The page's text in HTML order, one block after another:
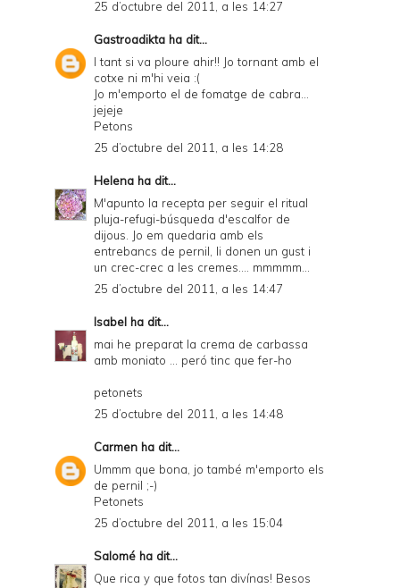
25 d’octubre del 2011, a les 14:27
Gastroadikta ha dit...
I tant si va ploure ahir!! Jo tornant amb el
cotxe ni m'hi veia :(
Jo m'emporto el de fomatge de cabra...
jejeje
Petons
25 d’octubre del 2011, a les 14:28
Helena ha dit...
M'apunto la recepta per seguir el ritual
pluja-refugi-búsqueda d'escalfor de
dijous. Jo em quedaria amb els
entrebancs de pernil, li donen un gust i
un crec-crec a les cremes.... mmmmm...
25 d’octubre del 2011, a les 14:47
Isabel ha dit...
mai he preparat la crema de carbassa
amb moniato ... peró tinc que fer-ho
petonets
25 d’octubre del 2011, a les 14:48
Carmen ha dit...
Ummm que bona, jo també m'emporto els
de pernil ;-)
Petonets
25 d’octubre del 2011, a les 15:04
Salomé ha dit...
Que rica y que fotos tan divínas! Besos